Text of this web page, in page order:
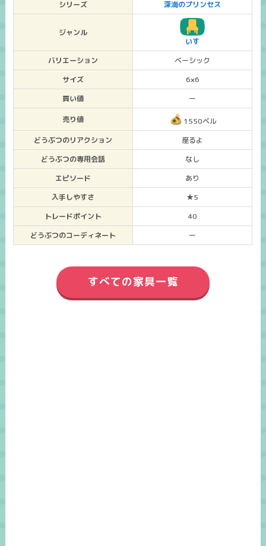
シリーズ 深海のプリンセス
ジャンル
いす
バリエーション
ベーシック
サイズ
6×6
買い値
ー
売り値
1550ベル
どうぶつのリアクション
座るよ
どうぶつの専用会話
なし
エピソード
あり
入手しやすさ
★5
トレードポイント
40
どうぶつのコーディネート
ー
すべての家具一覧